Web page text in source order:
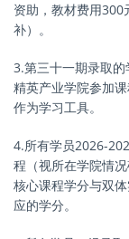
资助，教材费用
补）。
3.第三十一期录取
精英产业学院参加
作为学习工具。
4.所有学员2026-
程（视所在学院情
核心课程学分与双
应的学分。